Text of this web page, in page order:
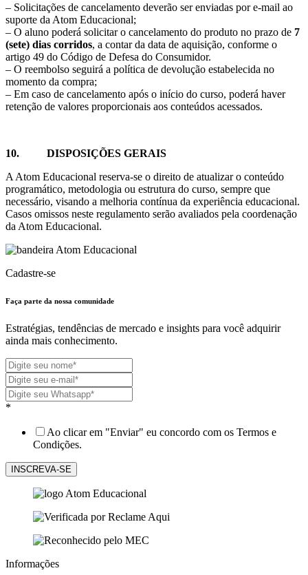
– Solicitações de cancelamento deverão ser enviadas por e-mail ao
suporte da Atom Educacional;
– O aluno poderá solicitar o cancelamento do produto no prazo de 7
(sete) dias corridos, a contar da data de aquisição, conforme o
artigo 49 do Código de Defesa do Consumidor.
– O reembolso seguirá a política de devolução estabelecida no
momento da compra;
– Em caso de cancelamento após o início do curso, poderá haver
retenção de valores proporcionais aos conteúdos acessados.
10. DISPOSIÇÕES GERAIS
A Atom Educacional reserva-se o direito de atualizar o conteúdo
programático, metodologia ou estrutura do curso, sempre que
necessário, visando a melhoria contínua da experiência educacional.
Casos omissos neste regulamento serão avaliados pela coordenação
da Atom Educacional.
Cadastre-se
Faça parte da nossa comunidade
Estratégias, tendências de mercado e insights para você adquirir
ainda mais conhecimento.
*
Ao clicar em "Enviar" eu concordo com os Termos e
Condições.
Informações